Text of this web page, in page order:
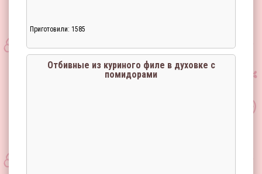
Приготовили: 1585
Отбивные из куриного филе в духовке с
помидорами